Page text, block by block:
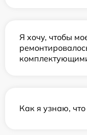
Я хочу, чтобы
Как я узнаю, что